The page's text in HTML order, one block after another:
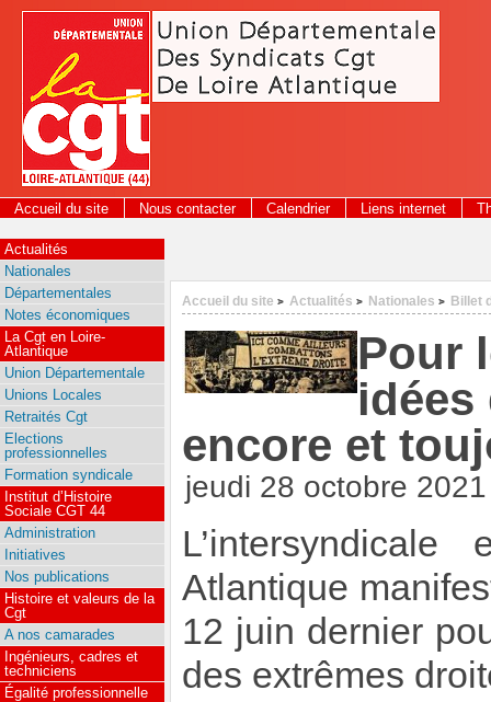
Panneau de gestion des cookies
Accueil du site Nous contacter Calendrier Liens internet
Accueil du site > Actualités > Nationales > Billet
Pour
idées
encore et
jeudi 28 octobre 2021
Atlantique
12 juin dernier
des extrêmes
Actualités
Nationales
Départementales
Notes économiques
La Cgt en Loire-
Atlantique
Union Départementale
Unions Locales
Retraités Cgt
Elections
professionnelles
Formation syndicale
Institut d’Histoire
Sociale CGT 44
Administration
Initiatives
Nos publications
Histoire et valeurs de la
Cgt
A nos camarades
Ingénieurs, cadres et
techniciens
Égalité professionnelle